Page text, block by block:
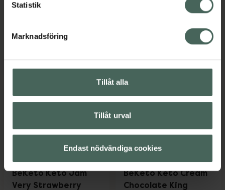
Statistik
Marknadsföring
Tillåt alla
Tillåt urval
Endast nödvändiga cookies
32,90 kr
KöpBeKeto Keto Bar Tropical Coconut,
KöpBeKeto
BeKeto Keto Jam
Very Strawberry
BeKeto Keto Cream
Chocolate King